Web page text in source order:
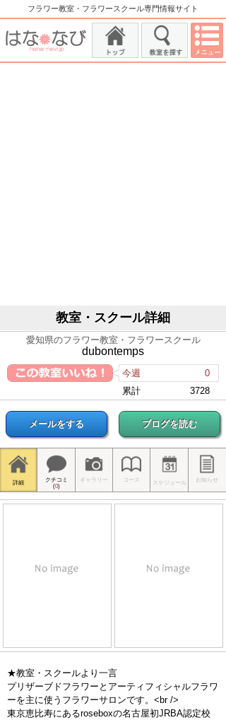
フラワー教室・フラワースクール専門情報サイト
教室・スクール詳細
愛知県のフラワー教室・フラワースクール
dubontemps
今週
0
累計
3728
メールをする ブログを読む
詳細
クチコミ
(0)
ギャラリー コース スケジュール お知らせ
★教室・スクールより一言
プリザーブドフラワーとアーティフィシャルフラワ
ーを主に使うフラワーサロンです。<br />
東京恵比寿にあるroseboxの名古屋初JRBA認定校